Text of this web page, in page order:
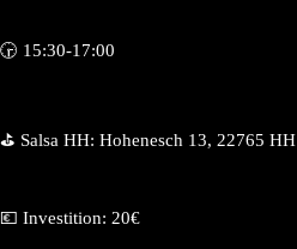
🕞 15:30-17:00
⛳️ Salsa HH: Hohenesch 13, 22765 HH
💶 Investition: 20€